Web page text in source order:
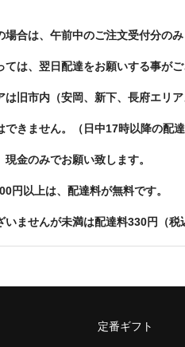
場合は、午前中のご注文受付分のみ
ては、翌日配達をお願いする事がご
は旧市内（安岡、新下、長府エリア
できません。（日中17時以降の配
現金のみでお願い致します。
円以上は、配達料が無料です。
ませんが未満は配達料330円（税
定番ギフト